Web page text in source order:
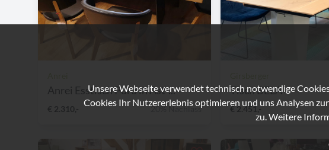
Anrei Esstisch Puro in Ast-...
€ 2.310,- 20% Nachlass
Tisch BELA
€ 2.451,-
Unsere Webseite verwendet technisch notwendige
Cookies Ihr Nutzererlebnis optimieren und uns Analysen
zu. Weitere